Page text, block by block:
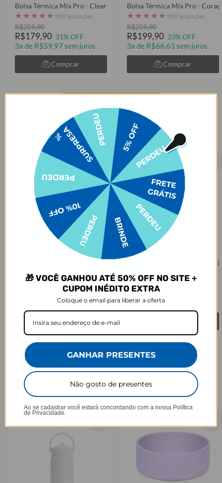
Bolsa Térmica Mix Pro - Clear
★ ★ ★ ★ ★ 2097 avaliações
R$259,90
R$179,90 31% OFF
3x de R$59,97 sem juros
Comprar
Bolsa Térmica Mix Pro -
★ ★ ★ ★ ★ 2097 avaliações
R$259,90
R$199,90 23% OFF
3x de R$66,63 sem juros
Comprar
Bolsa Térmica Play a partir de R$99,90!
★★ 2083 avaliações
R$199,90
50% OFF
3x de R$33,30 sem juros
Comprar
Bolsa Térmica Play -
R$199,90
R$109,90
3x de R$36,63 sem juros
→
Garrafa Térmica Mini a partir de R$99,90!
🎁 VOCÊ GANHOU ATÉ 50% OFF NO SITE +
CUPOM INÉDITO EXTRA
Coloque o email para liberar a oferta
GANHAR PRESENTES
Não gosto de presentes
Ao se cadastrar você estará concordando com a nossa Política
de Privacidade.